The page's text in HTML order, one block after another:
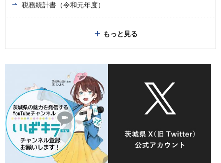
税務統計書（令和元年度）
もっと見る